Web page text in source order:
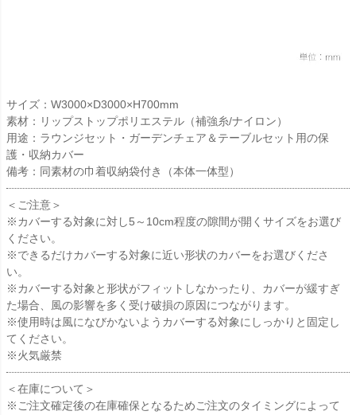
サイズ：W3000×D3000×H700mm
素材：リップストップポリエステル（補強糸/ナイロン）
用途：ラウンジセット・ガーデンチェア＆テーブルセット用の保
護・収納カバー
備考：同素材の巾着収納袋付き（本体一体型）
＜ご注意＞
※カバーする対象に対し5～10cm程度の隙間が開くサイズをお選び
ください。
※できるだけカバーする対象に近い形状のカバーをお選びくださ
い。
※カバーする対象と形状がフィットしなかったり、カバーが緩すぎ
た場合、風の影響を多く受け破損の原因につながります。
※使用時は風になびかないようカバーする対象にしっかりと固定し
てください。
※火気厳禁
＜在庫について＞
※ご注文確定後の在庫確保となるためご注文のタイミングによって